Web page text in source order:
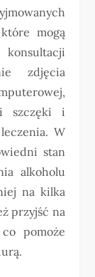
mogą
konsultacji
zdjęcia
szczęki i
W
stan
alkoholu
na kilka
przyjść na
pomoże